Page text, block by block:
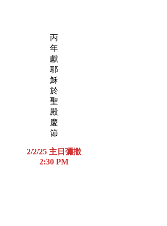
丙
年
獻
耶
穌
於
聖
殿
慶
節
2/2/25 主日彌撒
2:30 PM